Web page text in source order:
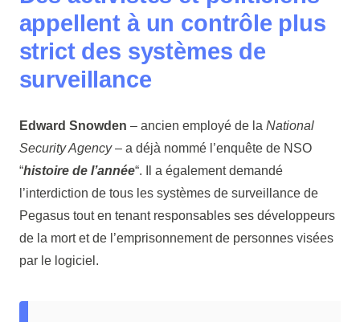
appellent à un contrôle plus
strict des systèmes de
surveillance
Edward Snowden – ancien employé de la National
Security Agency– a déjà nommé l’enquête de NSO
“histoire de l’année“. Il a également demandé
l’interdiction de tous les systèmes de surveillance de
Pegasus tout en tenant responsables ses développeurs
de la mort et de l’emprisonnement de personnes visées
par le logiciel.